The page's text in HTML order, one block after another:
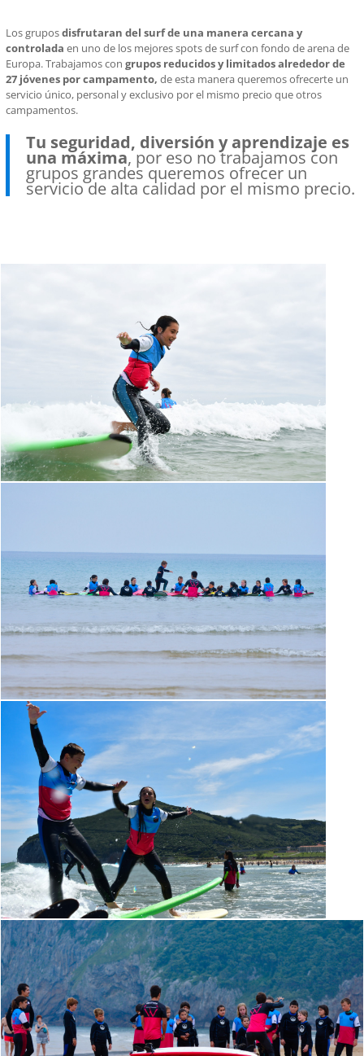
Los gruposdisfrutaran del surf de una manera cercana y
controlada en uno de los mejores spots de surf con fondo de arena de
Europa. Trabajamos con grupos reducidos y limitados alrededor de
27 jóvenes por campamento, de esta manera queremos ofrecerte un
servicio único, personal y exclusivo por el mismo precio que otros
campamentos.
Tu seguridad, diversión y aprendizaje es
una máxima, por eso no trabajamos con
grupos grandes queremos ofrecer un
servicio de alta calidad por el mismo precio.